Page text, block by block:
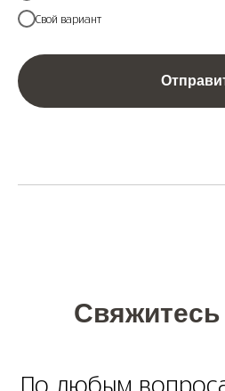
Свой вариант
По любым
Публичный договор оферты